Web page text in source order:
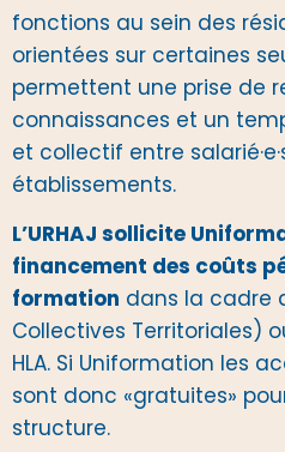
fonctions au sein des
orientées sur certaines
permettent une prise de
connaissances et un
et collectif entre
établissements.
L’URHAJ sollicite
financement des coûts
formation dans la cadre
Collectives Territoriales)
HLA. Si Uniformation les
sont donc «gratuites»
structure.